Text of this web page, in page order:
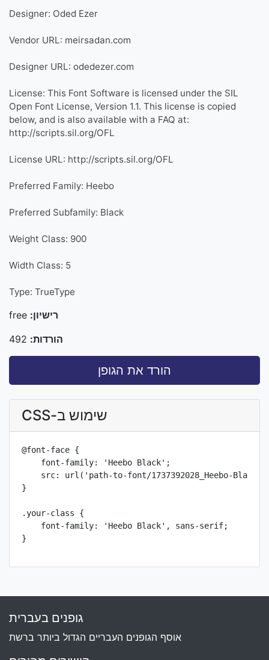
Designer: Oded Ezer
Vendor URL: meirsadan.com
Designer URL: odedezer.com
License: This Font Software is licensed under the SIL
Open Font License, Version 1.1. This license is copied
below, and is also available with a FAQ at:
http://scripts.sil.org/OFL
License URL: http://scripts.sil.org/OFL
Preferred Family: Heebo
Preferred Subfamily: Black
Weight Class: 900
Width Class: 5
Type: TrueType
רישיון:
הורדות:
הורד את הגופן
שימוש ב-CSS
@font-face {
    font-family: 'Heebo Black';
src: url('path-to-font/1737392028_Heebo-
}
.your-class {
    font-family: 'Heebo Black', sans-serif;
}
גופנים בעברית
אוסף הגופנים העבריים הגדול ביותר ברשת